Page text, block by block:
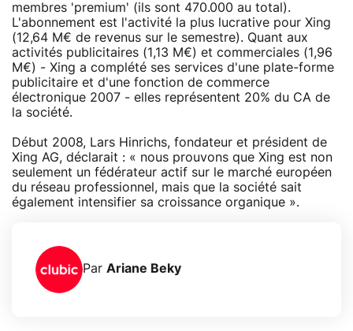
membres 'premium' (ils sont 470.000 au total).
L'abonnement est l'activité la plus lucrative pour Xing
(12,64 M€ de revenus sur le semestre). Quant aux
activités publicitaires (1,13 M€) et commerciales (1,96
M€) - Xing a complété ses services d'une plate-forme
publicitaire et d'une fonction de commerce
électronique 2007 - elles représentent 20% du CA de
la société.
Début 2008, Lars Hinrichs, fondateur et président de
Xing AG, déclarait : « nous prouvons que Xing est non
seulement un fédérateur actif sur le marché européen
du réseau professionnel, mais que la société sait
également intensifier sa croissance organique ».
Par Ariane Beky